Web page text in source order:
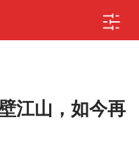
江山，如今再